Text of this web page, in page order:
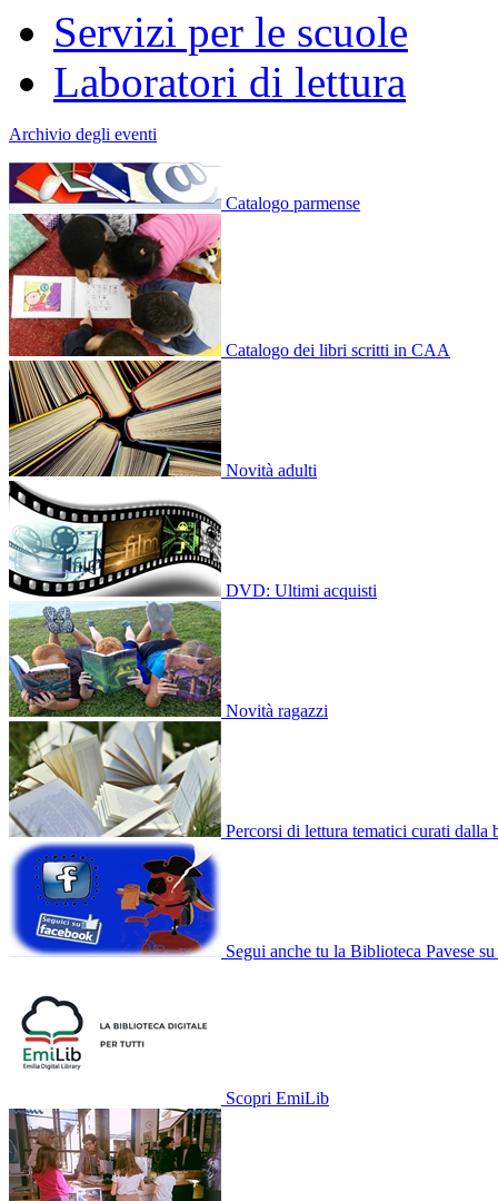
Servizi per le scuole
Laboratori di lettura
Archivio degli eventi
Catalogo parmense
Catalogo dei libri scritti in CAA
Novità adulti
DVD: Ultimi acquisti
Novità ragazzi
Percorsi di lettura tematici curati dalla
Segui anche tu la Biblioteca Pavese
Scopri EmiLib